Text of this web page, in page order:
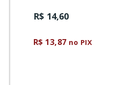
R$ 14,60
R$ 13,87 no PIX